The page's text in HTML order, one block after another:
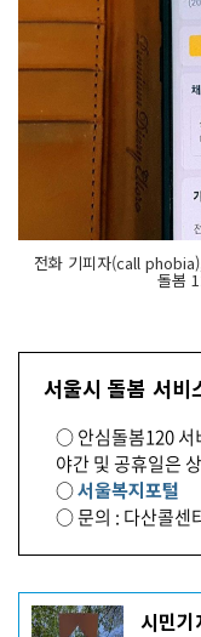
전화 기피자(call
돌봄
서울시 돌봄 서
○ 안심돌봄120 서
야간 및 공휴일은
○서울복지포털
○ 문의 : 다산콜센
기 시민기